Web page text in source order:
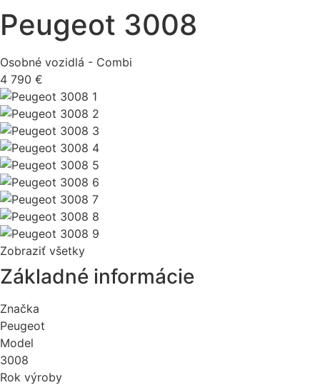
Peugeot 3008
Osobné vozidlá - Combi
4 790 €
Zobraziť všetky
Základné informácie
Značka
Peugeot
Model
3008
Rok výroby